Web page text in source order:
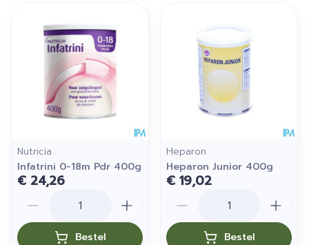
Nutricia
Infatrini 0-18m Pdr 400g
€ 24,26
Bestel
Heparon
Heparon Junior 400g
€ 19,02
Bestel